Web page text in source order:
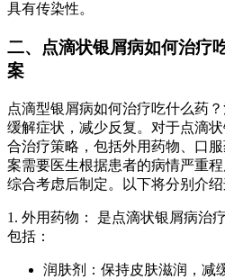
具有传染性。
二、点滴状银屑病如何治
案
点滴型银屑病如何治疗吃什么药
缓解症状，减少反复。对于点滴
合治疗策略，包括外用药物、口
案需要医生根据患者的病情严重
综合考虑后制定。以下将分别介绍
1. 外用药物： 是点滴状银屑病治
包括：
润肤剂：保持皮肤滋润，减